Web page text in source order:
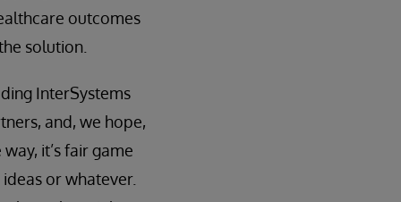
outcomes
solution.
InterSystems
and, we hope,
it’s fair game
or whatever.